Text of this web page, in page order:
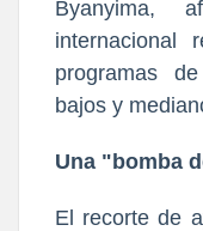
Byanyima,
internacional
programas
bajos y
Una "bomba
El recorte de